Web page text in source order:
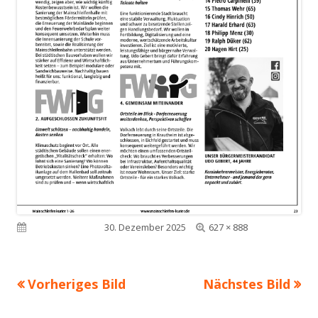
Veröffentlicht am30. Dezember 2025
Volle
627 × 888
Vorheriges Bild Nächstes Bild